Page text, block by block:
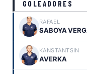
GOLEADORES
RAFAEL
SABOYA
KANSTANTSIN
AVERKA